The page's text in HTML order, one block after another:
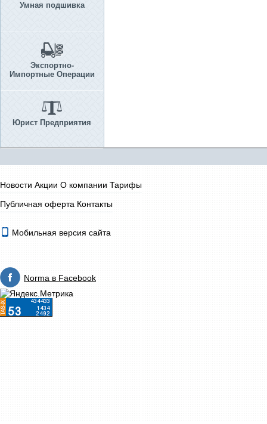
Умная подшивка
Экспортно-
Импортные Операции
Юрист Предприятия
Новости Акции О компании Тарифы
Публичная оферта Контакты
Мобильная версия сайта
Norma в Facebook